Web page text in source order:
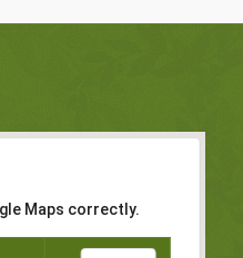
Maps correctly.